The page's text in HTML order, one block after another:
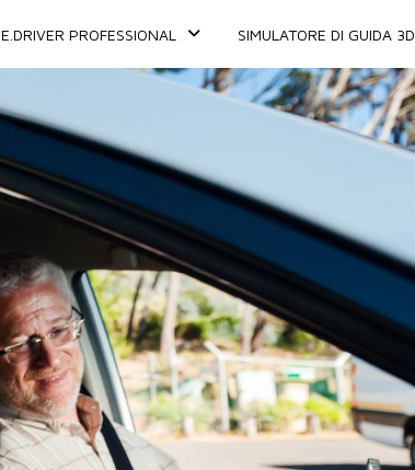
E.DRIVER PROFESSIONAL SIMULATORE DI GUIDA 3D